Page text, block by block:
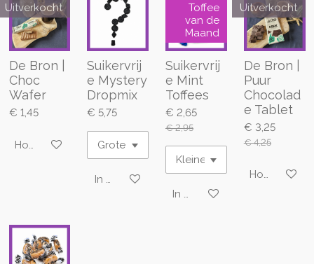
Uitverkocht
De Bron |
Choc
Wafer
€ 1,45
Houd mij op de hoogte
Suikervrij
e Mystery
Dropmix
€ 5,75
In winkelwagen
Toffee
van de
Maand
Suikervrij
e Mint
Toffees
€ 2,65
€ 2,95
In winkelwagen
Uitverkocht
De Bron |
Puur
Chocolad
e Tablet
€ 3,25
€ 4,25
Houd mij